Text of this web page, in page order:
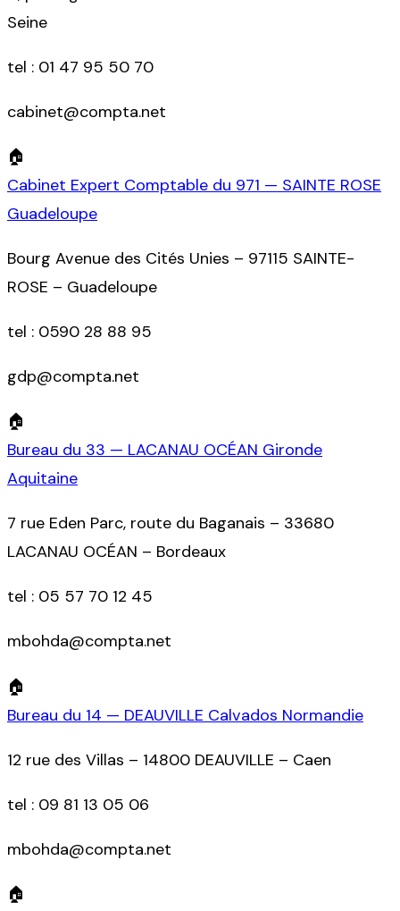
Seine
tel : 01 47 95 50 70
cabinet@compta.net
🏠
Cabinet Expert Comptable du 971 — SAINTE ROSE
Guadeloupe
Bourg Avenue des Cités Unies – 97115 SAINTE-
ROSE – Guadeloupe
tel : 0590 28 88 95
gdp@compta.net
🏠
Bureau du 33 — LACANAU OCÉAN Gironde
Aquitaine
7 rue Eden Parc, route du Baganais – 33680
LACANAU OCÉAN – Bordeaux
tel : 05 57 70 12 45
mbohda@compta.net
🏠
Bureau du 14 — DEAUVILLE Calvados Normandie
12 rue des Villas – 14800 DEAUVILLE – Caen
tel : 09 81 13 05 06
mbohda@compta.net
🏠